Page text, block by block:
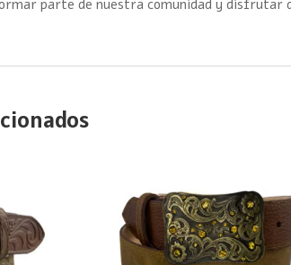
parte de nuestra comunidad y disfrutar